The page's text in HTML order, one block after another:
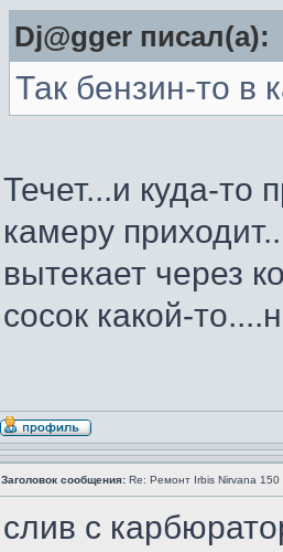
Dj@gger писал(а):
Так бензин-то в
Течет...и куда-то
камеру
вытекает через
сосок какой-
Заголовок сообщения: Re: Ремонт Irbis Nirvana 150
слив с